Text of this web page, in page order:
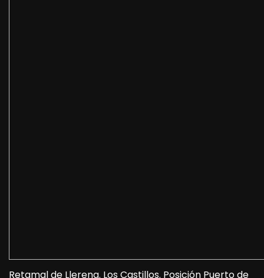
Retamal de Llerena. Los Castillos. Posición Puerto de